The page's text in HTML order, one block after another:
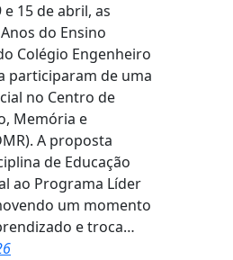
15 de abril, as
do Ensino
Colégio Engenheiro
participaram de uma
no Centro de
Memória e
A proposta
de Educação
ao Programa Líder
um momento
e troca…